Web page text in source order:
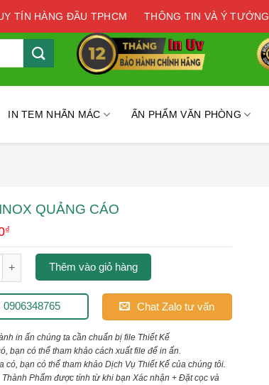
TÍN HÀNG ĐẦU TPHCM THÔNG TIN VÀ Ý TƯỞNG
IN TEM NHÃN MÁC ẤN PHẨM VĂN PHÒNG
QUẢNG CÁO
₫
quảng cáo số lượng
Thêm vào giỏ hàng
0906348765 Chat Zalo tư vấn
in ấn chúng ta cần chuẩn bị file Thiết Kế
bạn có thể tham khảo cách xuất file để in ấn.
có, bạn có thể tham khảo Dịch Vụ Thiết Kế của chúng tôi.
Phẩm được tính từ khi bạn Xác nhận + Đặt cọc và